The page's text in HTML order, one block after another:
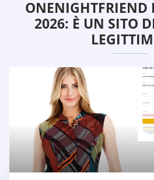
ONENIGHTFRIEND
2026: È UN SITO